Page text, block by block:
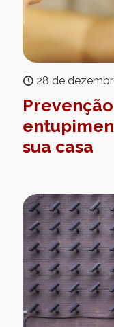
28 de
sua casa